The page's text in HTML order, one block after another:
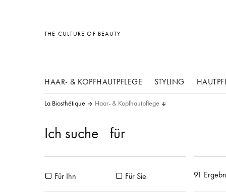
THE CULTURE OF BEAUTY
HAAR- & KOPFHAUTPFLEGE STYLING
Sonstiges
La Biosthétique Haar- & Kopfhautpflege
Ich suche für
Für Ihn Für Sie 91